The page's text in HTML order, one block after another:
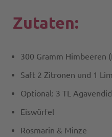
Zutaten:
300 Gramm Himbeeren
Saft 2 Zitronen und 1
Optional: 3 TL
Eiswürfel
Rosmarin & Minze